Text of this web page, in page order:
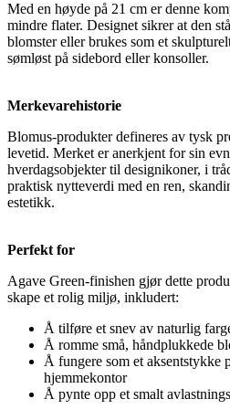
Med en høyde på 21 cm er denne
mindre flater. Designet sikrer at den
blomster eller brukes som et
sømløst på sidebord eller konsoller.
Merkevarehistorie
Blomus-produkter defineres av tysk
levetid. Merket er anerkjent for sin
hverdagsobjekter til designikoner, i
praktisk nytteverdi med en ren,
estetikk.
Perfekt for
Agave Green-finishen gjør dette
skape et rolig miljø, inkludert:
Å tilføre et snev av naturlig
Å romme små, håndplukkede
Å fungere som et aksentstykke
hjemmekontor
Å pynte opp et smalt